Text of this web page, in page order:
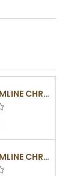
STYLO SLIMLINE CHROMÉ
STYLO SLIMLINE CHROMÉ NOIR